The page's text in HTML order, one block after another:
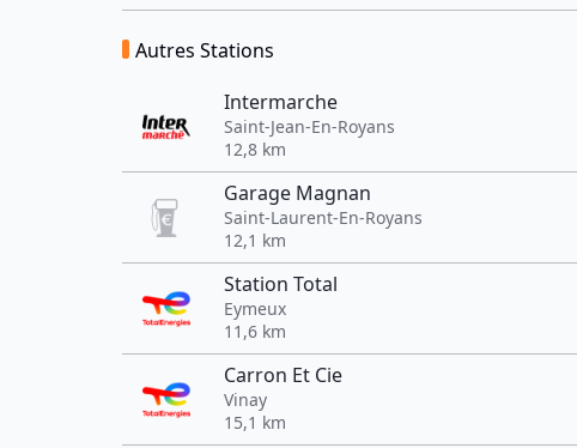
Autres Stations
Intermarche
Saint-Jean-En-Royans
12,8 km
Garage Magnan
Saint-Laurent-En-Royans
12,1 km
Station Total
Eymeux
11,6 km
Carron Et Cie
Vinay
15,1 km